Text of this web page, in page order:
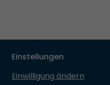
Einstellungen
Einwilligung ändern